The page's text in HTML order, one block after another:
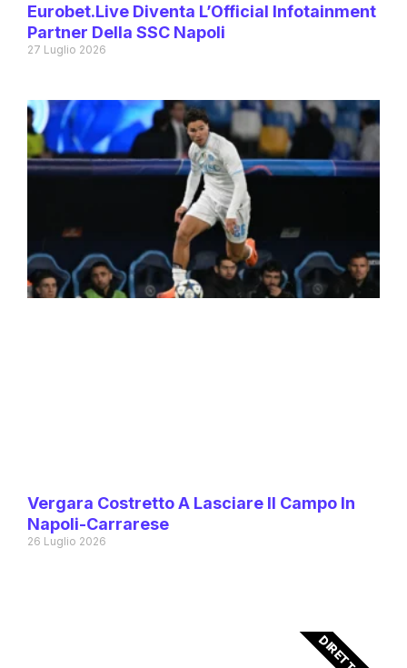
Eurobet.live Diventa L’Official Infotainment
Partner Della SSC Napoli
27 Luglio 2026
Vergara Costretto A Lasciare Il Campo In
Napoli-Carrarese
26 Luglio 2026